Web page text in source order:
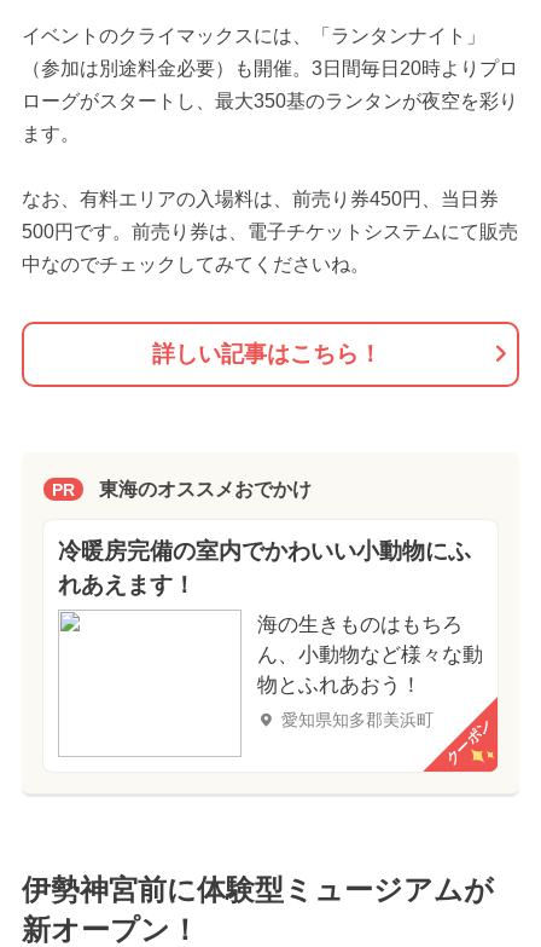
イベントのクライマックスには、「ランタンナイト」
（参加は別途料金必要）も開催。3日間毎日20時よりプロ
ローグがスタートし、最大350基のランタンが夜空を彩り
ます。
なお、有料エリアの入場料は、前売り券450円、当日券
500円です。前売り券は、電子チケットシステムにて販売
中なのでチェックしてみてくださいね。
詳しい記事はこちら！
PR 東海のオススメおでかけ
冷暖房完備の室内でかわいい小動物にふ
れあえます！
海の生きものはもちろ
ん、小動物など様々な動
物とふれあおう！
愛知県知多郡美浜町 クーポン
伊勢神宮前に体験型ミュージアムが
新オープン！